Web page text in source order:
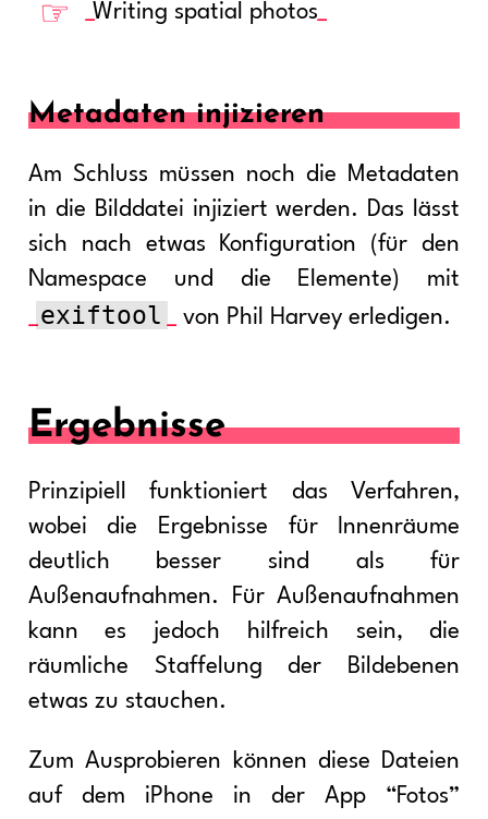
Writing spatial photos
Metadaten injizieren
Am Schluss müssen noch die Metadaten
in die Bilddatei injiziert werden. Das lässt
sich nach etwas Konfiguration (für den
Namespace und die Elemente) mit
exiftool von Phil Harvey erledigen.
Ergebnisse
Prinzipiell funktioniert das Verfahren,
wobei die Ergebnisse für Innenräume
deutlich besser sind als für
Außenaufnahmen. Für Außenaufnahmen
kann es jedoch hilfreich sein, die
räumliche Staffelung der Bildebenen
etwas zu stauchen.
Zum Ausprobieren können diese Dateien
auf dem iPhone in der App “Fotos”